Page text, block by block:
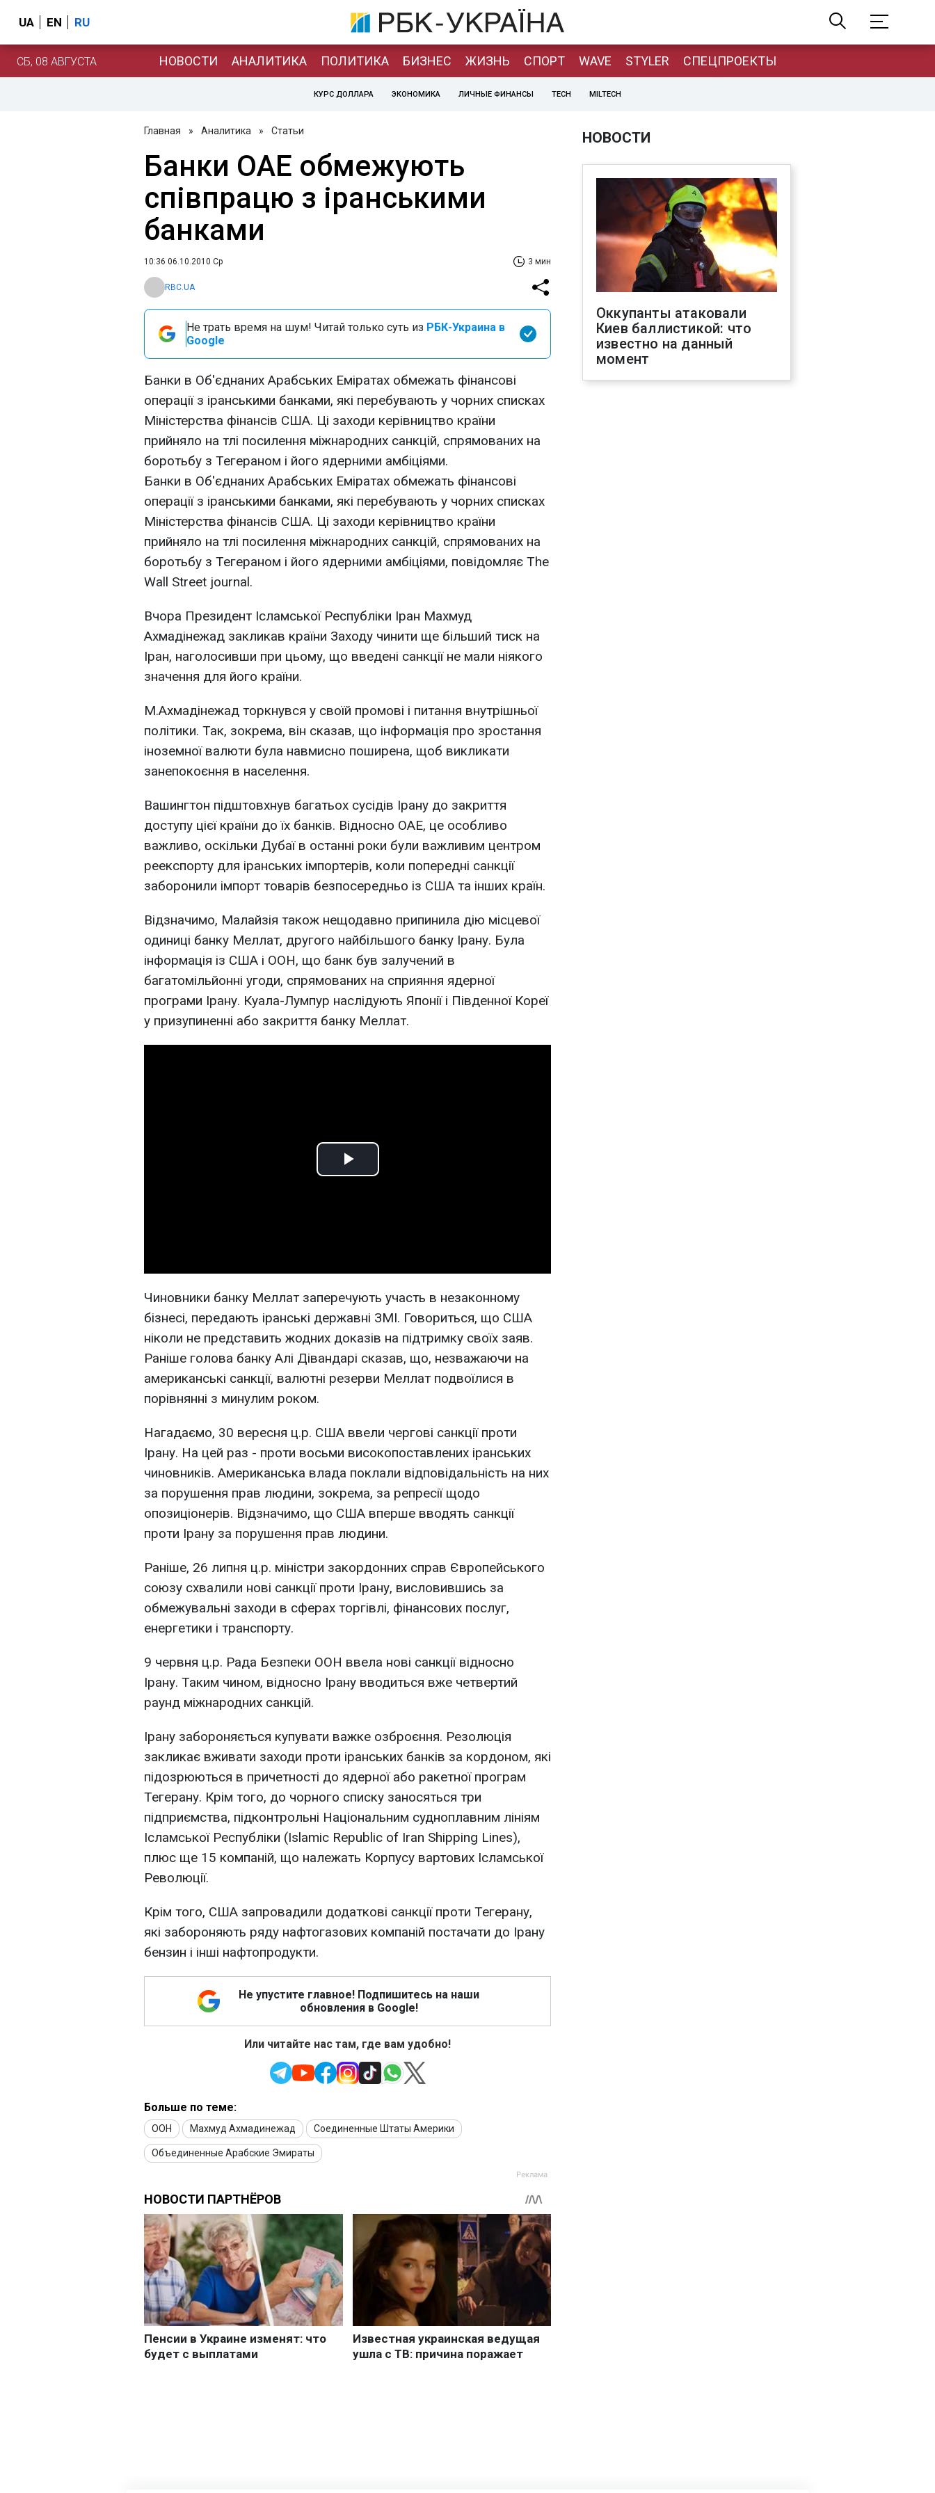
UA EN RU
СБ, 08 АВГУСТА НОВОСТИ АНАЛИТИКА ПОЛИТИКА БИЗНЕС ЖИЗНЬ СПОРТ WAVE STYLER СПЕЦПРОЕКТЫ
КУРС ДОЛЛАРА ЭКОНОМИКА ЛИЧНЫЕ ФИНАНСЫ TECH MILTECH
Главная » Аналитика » Статьи
Банки ОАЕ обмежують
співпрацю з іранськими
банками
10:36 06.10.2010 Ср 3 мин
RBC.UA
Не трать время на шум! Читай только суть из РБК-Украина в
Google
Банки в Об'єднаних Арабських Еміратах обмежать фінансові
операції з іранськими банками, які перебувають у чорних списках
Міністерства фінансів США. Ці заходи керівництво країни
прийняло на тлі посилення міжнародних санкцій, спрямованих на
боротьбу з Тегераном і його ядерними амбіціями.
Банки в Об'єднаних Арабських Еміратах обмежать фінансові
операції з іранськими банками, які перебувають у чорних списках
Міністерства фінансів США. Ці заходи керівництво країни
прийняло на тлі посилення міжнародних санкцій, спрямованих на
боротьбу з Тегераном і його ядерними амбіціями, повідомляє The
Wall Street journal.
Вчора Президент Ісламської Республіки Іран Махмуд
Ахмадінежад закликав країни Заходу чинити ще більший тиск на
Іран, наголосивши при цьому, що введені санкції не мали ніякого
значення для його країни.
М.Ахмадінежад торкнувся у своїй промові і питання внутрішньої
політики. Так, зокрема, він сказав, що інформація про зростання
іноземної валюти була навмисно поширена, щоб викликати
занепокоєння в населення.
Вашингтон підштовхнув багатьох сусідів Ірану до закриття
доступу цієї країни до їх банків. Відносно ОАЕ, це особливо
важливо, оскільки Дубаї в останні роки були важливим центром
реекспорту для іранських імпортерів, коли попередні санкції
заборонили імпорт товарів безпосередньо із США та інших країн.
Відзначимо, Малайзія також нещодавно припинила дію місцевої
одиниці банку Меллат, другого найбільшого банку Ірану. Була
інформація із США і ООН, що банк був залучений в
багатомільйонні угоди, спрямованих на сприяння ядерної
програми Ірану. Куала-Лумпур наслідують Японії і Південної Кореї
у призупиненні або закриття банку Меллат.
Play
Чиновники банку Меллат заперечують участь в незаконному
бізнесі, передають іранські державні ЗМІ. Говориться, що США
ніколи не представить жодних доказів на підтримку своїх заяв.
Раніше голова банку Алі Дівандарі сказав, що, незважаючи на
американські санкції, валютні резерви Меллат подвоїлися в
порівнянні з минулим роком.
Нагадаємо, 30 вересня ц.р. США ввели чергові санкції проти
Ірану. На цей раз - проти восьми високопоставлених іранських
чиновників. Американська влада поклали відповідальність на них
за порушення прав людини, зокрема, за репресії щодо
опозиціонерів. Відзначимо, що США вперше вводять санкції
проти Ірану за порушення прав людини.
Раніше, 26 липня ц.р. міністри закордонних справ Європейського
союзу схвалили нові санкції проти Ірану, висловившись за
обмежувальні заходи в сферах торгівлі, фінансових послуг,
енергетики і транспорту.
9 червня ц.р. Рада Безпеки ООН ввела нові санкції відносно
Ірану. Таким чином, відносно Ірану вводиться вже четвертий
раунд міжнародних санкцій.
Ірану забороняється купувати важке озброєння. Резолюція
закликає вживати заходи проти іранських банків за кордоном, які
підозрюються в причетності до ядерної або ракетної програм
Тегерану. Крім того, до чорного списку заносяться три
підприємства, підконтрольні Національним судноплавним лініям
Ісламської Республіки (Islamic Republic of Iran Shipping Lines),
плюс ще 15 компаній, що належать Корпусу вартових Ісламської
Революції.
Крім того, США запровадили додаткові санкції проти Тегерану,
які забороняють ряду нафтогазових компаній постачати до Ірану
бензин і інші нафтопродукти.
Не упустите главное! Подпишитесь на наши
обновления в Google!
Или читайте нас там, где вам удобно!
Больше по теме:
ООН Махмуд Ахмадинежад Соединенные Штаты Америки
Объединенные Арабские Эмираты
НОВОСТИ
Оккупанты атаковали
Киев баллистикой: что
известно на данный
момент